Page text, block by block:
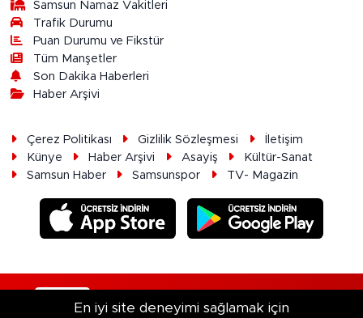
Samsun Namaz Vakitleri
Trafik Durumu
Puan Durumu ve Fikstür
Tüm Manşetler
Son Dakika Haberleri
Haber Arşivi
Çerez Politikası Gizlilik Sözleşmesi
İletişim
Künye
Haber Arşivi Asayiş
Kültür-Sanat
Samsun Haber
Samsunspor TV- Magazin
RSS Copyright © 2026. Her hakkı saklıdır.
En iyi site deneyimi sağlamak için